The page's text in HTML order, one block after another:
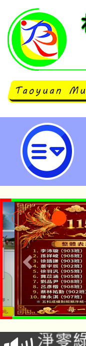
有關行政院
送修正之「
公務員服勤
桃園市立瑞
115
程
學期
學籍
淨零